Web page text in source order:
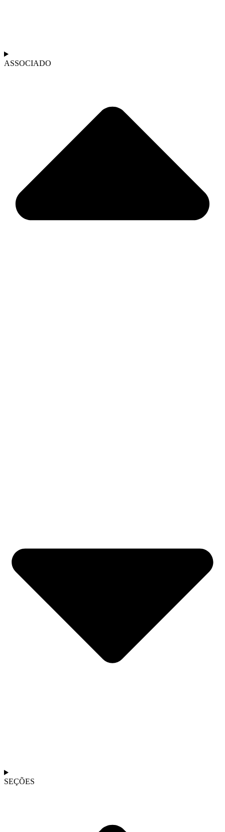
ASSOCIADO
SEÇÕES